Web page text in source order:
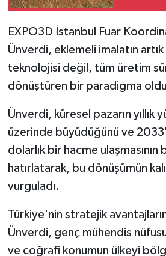
EXPO3D İstanbul Fuar
Ünverdi, eklemeli imalatın
teknolojisi değil, tüm üretim
dönüştüren bir paradigma
Ünverdi, küresel pazarın yıllık
üzerinde büyüdüğünü ve
dolarlık bir hacme ulaşmasının
hatırlatarak, bu dönüşümün
vurguladı.
Türkiye'nin stratejik
Ünverdi, genç mühendis
ve coğrafi konumun ülkeyi